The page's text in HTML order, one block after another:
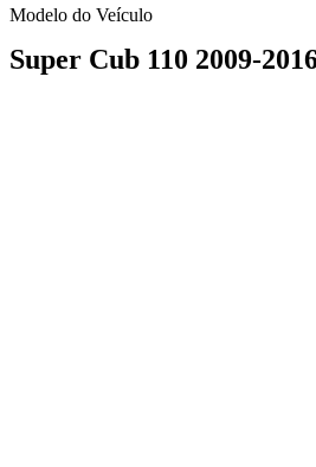
Modelo do Veículo
Super Cub 110 2009-